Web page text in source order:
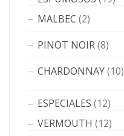
MALBEC (2)
PINOT NOIR(8)
CHARDONNAY(10)
ESPECIALES (12)
VERMOUTH (12)